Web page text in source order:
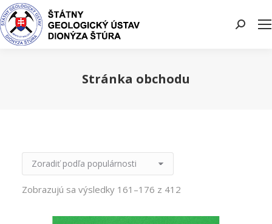
Search:
Stránka obchodu
Zobrazujú sa výsledky 161–176 z 412